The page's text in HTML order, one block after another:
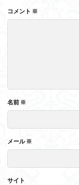
コメント ※
名前 ※
メール※
サイト